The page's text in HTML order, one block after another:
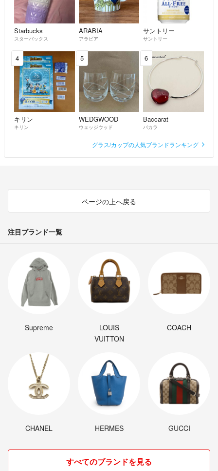
Starbucks
スターバックス
ARABIA
アラビア
サントリー
サントリー
4
キリン
キリン
5
WEDGWOOD
ウェッジウッド
6
Baccarat
バカラ
グラス/カップの人気ブランドランキング
ページの上へ戻る
注目ブランド一覧
Supreme
LOUIS
VUITTON
COACH
CHANEL HERMES GUCCI
すべてのブランドを見る